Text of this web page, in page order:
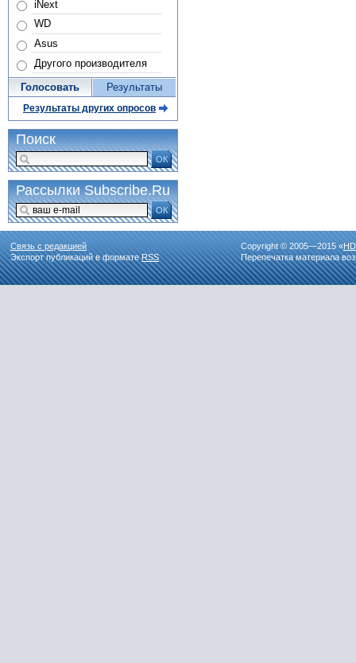
iNext
WD
Asus
Другого производителя
Голосовать Результаты
Результаты других опросов
Поиск
ОК
Рассылки Subscribe.Ru
ОК
Связь с редакцией
Экспорт публикаций в форматеRSS
Copyright © 2005—2015 «
Перепечатка материала